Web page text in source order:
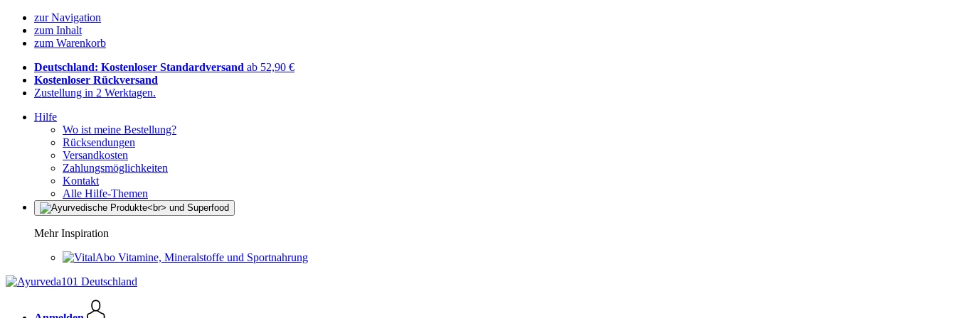
zur Navigation
zum Inhalt
zum Warenkorb
Deutschland: Kostenloser Standardversand ab 52,90 €
Kostenloser Rückversand
Zustellung in 2 Werktagen.
Hilfe
Wo ist meine Bestellung?
Rücksendungen
Versandkosten
Zahlungsmöglichkeiten
Kontakt
Alle Hilfe-Themen
Mehr Inspiration
Vitamine, Mineralstoffe und Sportnahrung